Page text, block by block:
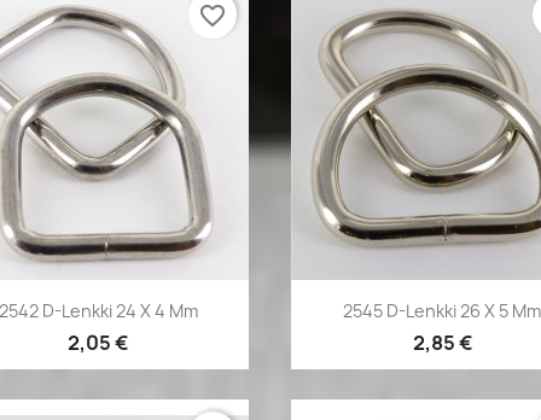
Pikakatselu
D-Lenkki 24 X 4 Mm
2,05 €
favorite_border
Pikakatselu
2545 D-Lenkki 26 X 5 Mm
2,85 €